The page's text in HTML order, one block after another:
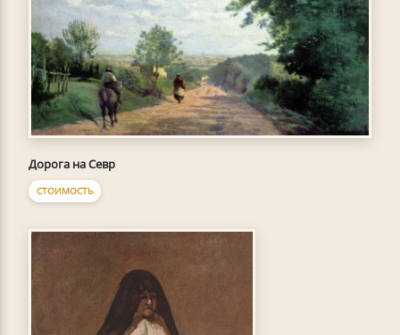
Дорога на Севр
СТОИМОСТЬ